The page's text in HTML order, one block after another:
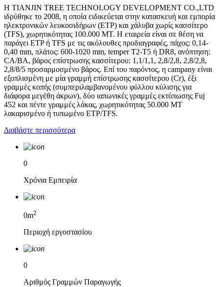
Η TIANJIN TREE TECHNOLOGY DEVELOPMENT CO.,LTD
ιδρύθηκε το 2008, η οποία ειδικεύεται στην κατασκευή και εμπορία
ηλεκτρονικών λευκοσιδήρων (ETP) και χάλυβα χωρίς κασσίτερο
(TFS), χωρητικότητας 100.000 MT. Η εταιρεία είναι σε θέση να
παράγει ETP ή TFS με τις ακόλουθες προδιαγραφές, πάχος: 0,14-
0,40 mm, πλάτος: 600-1020 mm, temper T2-T5 ή DR8, ανόπτηση:
CA/BA, βάρος επίστρωσης κασσίτερου: 1,1/1,1, 2,8/2,8, 2,8/2,8,
2,8/8/5 προσαρμοσμένο βάρος. Επί του παρόντος, η campany είναι
εξοπλισμένη με μία γραμμή επίστρωσης κασσίτερου (Cr), έξι
γραμμές κοπής (συμπεριλαμβανομένου φύλλου κύλισης για
διάφορα μεγέθη άκρων), δύο ιαπωνικές γραμμές εκτύπωσης Fuj
452 και πέντε γραμμές λάκας, χωρητικότητας 50.000 MT
λακαρισμένο ή τυπωμένο ETP/TFS.
Διαβάστε περισσότερα
0
Χρόνια Εμπειρία
0m2
Περιοχή εργοστασίου
0
Αριθμός Γραμμών Παραγωγής